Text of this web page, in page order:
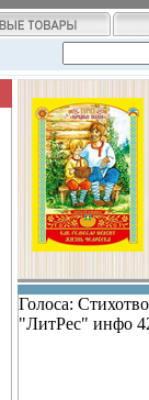
Голоса:
"ЛитРес" инфо